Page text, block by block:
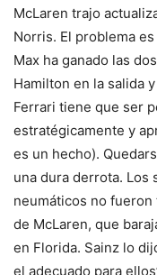
McLaren trajo
Norris. El problema
Max ha ganado las
Hamilton en la salida
Ferrari tiene que ser
estratégicamente y
es un hecho).
una dura derrota. Los
neumáticos no
de McLaren, que
en Florida. Sainz lo
el adecuado para